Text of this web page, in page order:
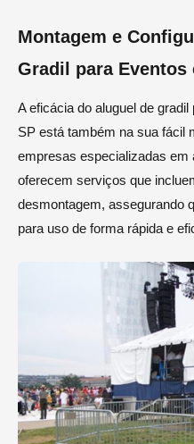
Montagem e
Gradil para Eventos
A eficácia do aluguel de
SP está também na sua fácil
empresas especializadas em
oferecem serviços que
desmontagem, assegurando
para uso de forma rápida e